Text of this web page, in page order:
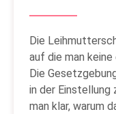
Die
auf die man
Die
in der Einstellung
man klar, warum